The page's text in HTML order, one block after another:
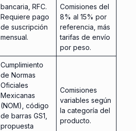
bancaria, RFC.
Requiere pago
de suscripción
mensual.
Comisiones del
8% al 15% por
referencia, más
tarifas de envío
por peso.
Cumplimiento
de Normas
Oficiales
Mexicanas
(NOM), código
de barras GS1,
propuesta
Comisiones
variables según
la categoría del
producto.